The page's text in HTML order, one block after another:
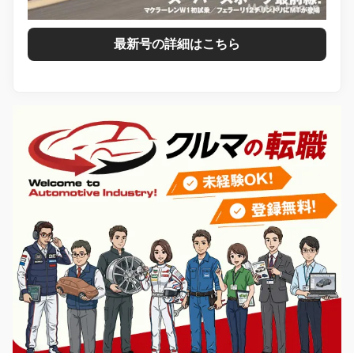
最新号の詳細はこちら